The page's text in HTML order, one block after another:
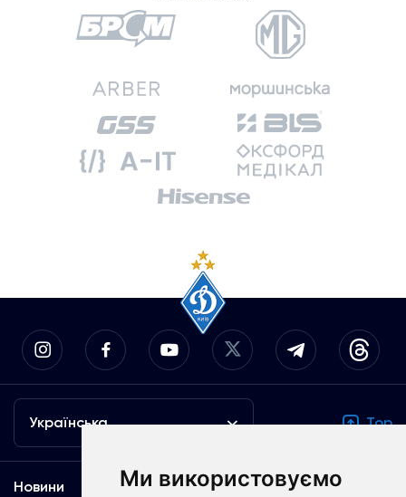
Ми використовуємо
Українська Top
Новини Медіа